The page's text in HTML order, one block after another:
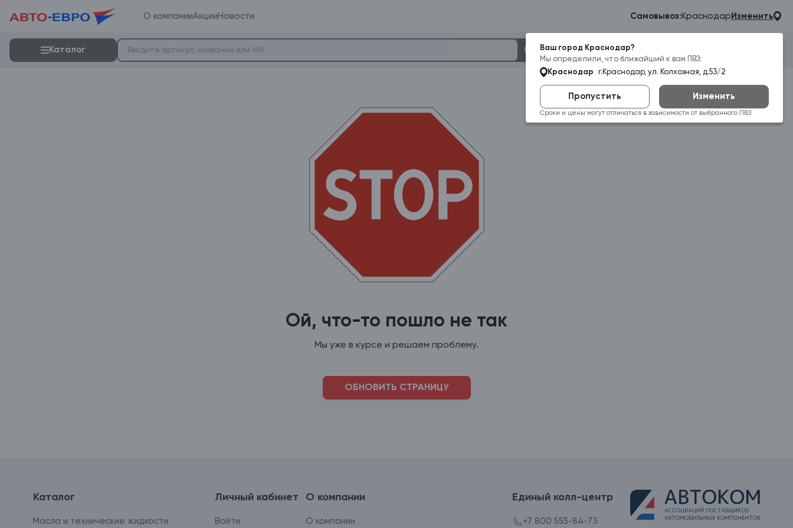
О компанииАкции Новости Самовывоз: Краснодар Изменить
Ваш город Краснодар?
Мы определили, что ближайший к вам ПВЗ:
Краснодар
г.Краснодар, ул. Колхозная, д.53/2
Пропустить Изменить
Сроки и цены могут отличаться в зависимости от выбранного ПВЗ
Каталог
Гараж
Ой, что-то пошло не так
Мы уже в курсе и решаем проблему.
ОБНОВИТЬ СТРАНИЦУ
Каталог
Масла и технические жидкости
Личный кабинет
Войти
О компании
О компании
Единый колл-центр
+7 800 555-84-73